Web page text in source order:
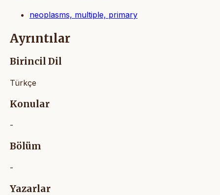
neoplasms, multiple, primary
Ayrıntılar
Birincil Dil
Türkçe
Konular
-
Bölüm
-
Yazarlar